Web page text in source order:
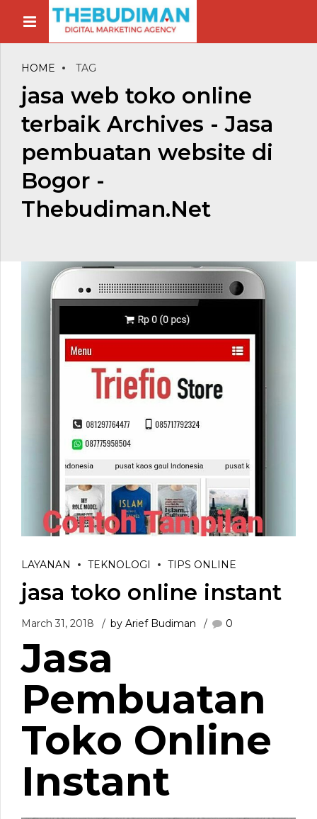
HOME TAG
jasa web toko online
terbaik Archives - Jasa
pembuatan website di
Bogor -
Thebudiman.Net
LAYANAN TEKNOLOGI TIPS ONLINE
jasa toko online instant
March 31, 2018 by Arief Budiman 0
Jasa
Pembuatan
Toko Online
Instant